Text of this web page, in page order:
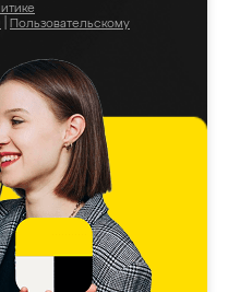
Пользовательскому